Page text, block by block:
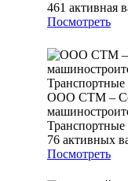
461 активная
Посмотреть
ООО СТМ –
76 активных
Посмотреть